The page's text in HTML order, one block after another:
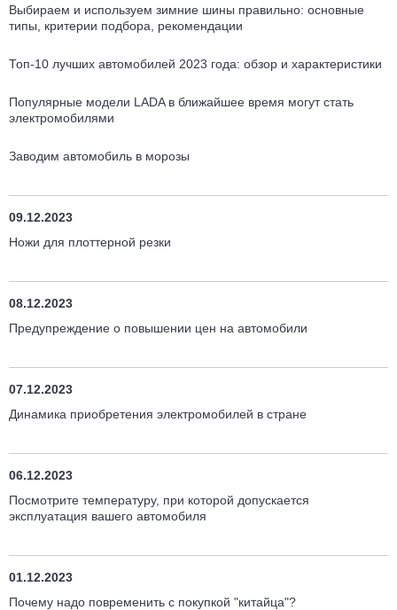
Выбираем и используем зимние шины правильно: основные
типы, критерии подбора, рекомендации
Топ-10 лучших автомобилей 2023 года: обзор и характеристики
Популярные модели LADA в ближайшее время могут стать
электромобилями
Заводим автомобиль в морозы
09.12.2023
Ножи для плоттерной резки
08.12.2023
Предупреждение о повышении цен на автомобили
07.12.2023
Динамика приобретения электромобилей в стране
06.12.2023
Посмотрите температуру, при которой допускается
эксплуатация вашего автомобиля
01.12.2023
Почему надо повременить с покупкой "китайца"?